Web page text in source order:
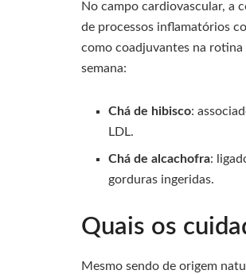
No campo cardiovascular, a
de processos inflamatórios
como coadjuvantes na
semana:
Chá de hibisco:
LDL.
Chá de alcachofra:
gorduras ingeridas.
Quais os
Mesmo sendo de origem